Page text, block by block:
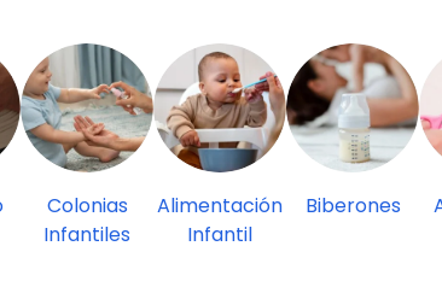
Colonias
Infantiles
Alimentación
Infantil
Biberones